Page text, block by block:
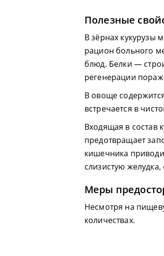
Полезные
В зёрнах кукурузы
рацион больного
блюд. Белки —
регенерации
В овоще
встречается в
Входящая в состав
предотвращает
кишечника
слизистую
Меры
Несмотря на
количествах.